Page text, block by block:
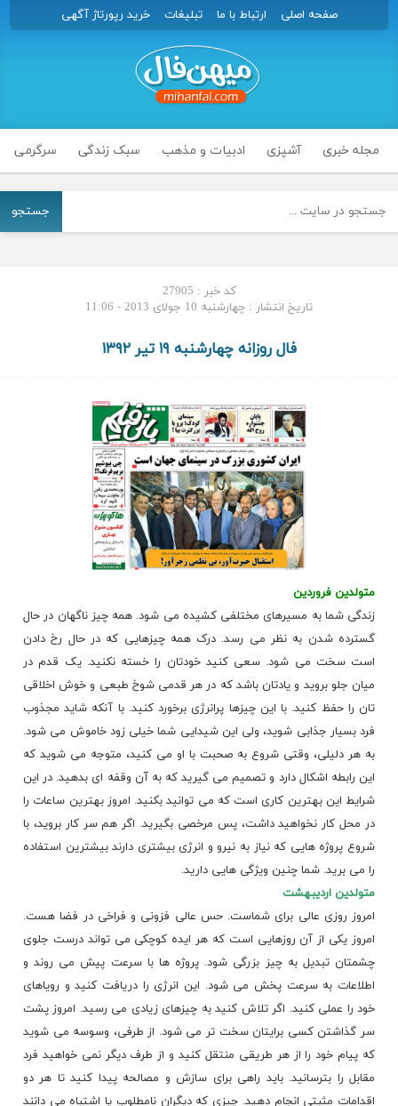
صفحه اصلی ارتباط با ما تبلیغات خرید رپورتاژ آگهی
مجله خبری آشپزی ادبیات و مذهب سبک زندگی سرگرمی
جستجو
کد خبر : 27905
تاریخ انتشار : چهارشنبه 10 جولای 2013 - 11:06
فال روزانه چهارشنبه ۱۹ تیر ۱۳۹۲
متولدین فروردین
زندگی شما به مسیرهای مختلفی کشیده می شود. همه چیز ناگهان در حال
گسترده شدن به نظر می رسد. درک همه چیزهایی که در حال رخ دادن
است سخت می شود. سعی کنید خودتان را خسته نکنید. یک قدم در
میان جلو بروید و یادتان باشد که در هر قدمی شوخ طبعی و خوش اخلاقی
تان را حفظ کنید. با این چیزها پرانرژی برخورد کنید. با آنکه شاید مجذوب
فرد بسیار جذابی شوید، ولی این شیدایی شما خیلی زود خاموش می شود.
به هر دلیلی، وقتی شروع به صحبت با او می کنید، متوجه می شوید که
این رابطه اشکال دارد و تصمیم می گیرید که به آن وقفه ای بدهید. در این
شرایط این بهترین کاری است که می توانید بکنید. امروز بهترین ساعات را
در محل کار نخواهید داشت، پس مرخصی بگیرید. اگر هم سر کار بروید، با
شروع پروژه هایی که نیاز به نیرو و انرژی بیشتری دارند بیشترین استفاده
را می برید. شما چنین ویژگی هایی دارید.
متولدین اردیبهشت
امروز روزی عالی برای شماست. حس عالی فزونی و فراخی در فضا هست.
امروز یکی از آن روزهایی است که هر ایده کوچکی می تواند درست جلوی
چشمتان تبدیل به چیز بزرگی شود. پروژه ها با سرعت پیش می روند و
اطلاعات به سرعت پخش می شود. این انرژی را دریافت کنید و رویاهای
خود را عملی کنید. اگر تلاش کنید به چیزهای زیادی می رسید. امروز پشت
سر گذاشتن کسی برایتان سخت تر می شود. از طرفی، وسوسه می شوید
که پیام خود را از هر طریقی منتقل کنید و از طرف دیگر نمی خواهید فرد
مقابل را بترسانید. باید راهی برای سازش و مصالحه پیدا کنید تا هر دو
اقدامات مثبتی انجام دهید. چیزی که دیگران نامطلوب یا اشتباه می دانند